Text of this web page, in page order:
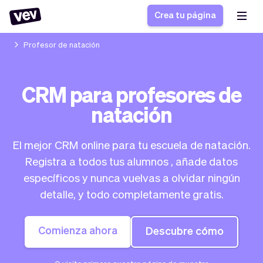
para PYMES
Software de entregas
Software servicios de
campo
CRM para PYMES
Sistema de pedidos
Sistema de reservas
Software
programación de
clases
Agenda de citas
Blogs
Novedades
App
Impuestos
Checkout
Insertar Widget
Vender
Negocio
Software
Vev
Piloto automático
Vista general
Ausencias
Crea tu página
Profesor de natación
CRM para profesores de
natación
El mejor CRM online para tu escuela de natación.
Registra a todos tus alumnos , añade datos
específicos y nunca vuelvas a olvidar ningún
detalle, y todo completamente gratis.
Comienza ahora Descubre cómo